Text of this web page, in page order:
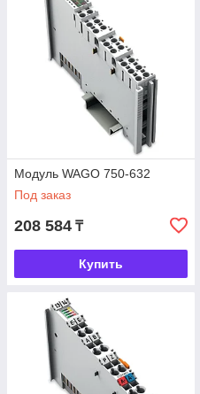
Модуль WAGO 750-632
Под заказ
208 584 ₸
Купить